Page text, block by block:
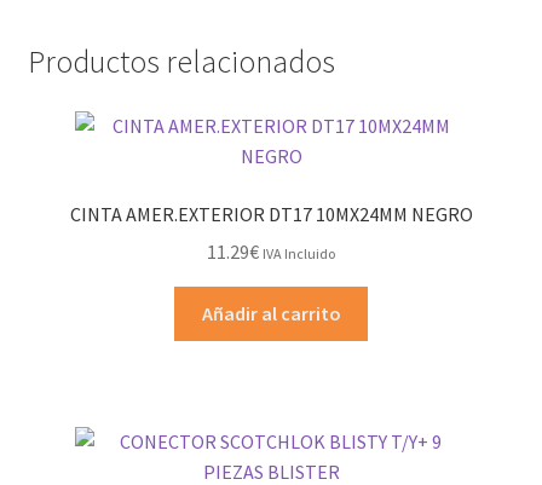
Productos relacionados
CINTA AMER.EXTERIOR DT17 10MX24MM NEGRO
11.29€ IVA Incluido
Añadir al carrito